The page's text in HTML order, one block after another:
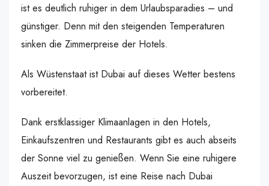
ist es deutlich ruhiger in dem Urlaubsparadies – und
günstiger. Denn mit den steigenden Temperaturen
sinken die Zimmerpreise der Hotels.
Als Wüstenstaat ist Dubai auf dieses Wetter bestens
vorbereitet.
Dank erstklassiger Klimaanlagen in den Hotels,
Einkaufszentren und Restaurants gibt es auch abseits
der Sonne viel zu genießen. Wenn Sie eine ruhigere
Auszeit bevorzugen, ist eine Reise nach Dubai